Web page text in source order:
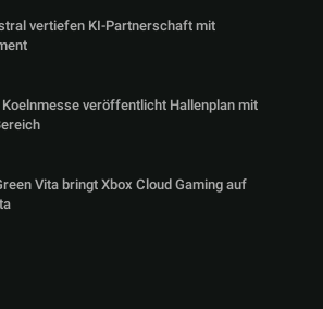
vertiefen KI-Partnerschaft mit
veröffentlicht Hallenplan mit
Vita bringt Xbox Cloud Gaming auf